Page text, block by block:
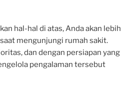
hal-hal di atas, Anda akan lebih
mengunjungi rumah sakit.
dan dengan persiapan yang
pengalaman tersebut